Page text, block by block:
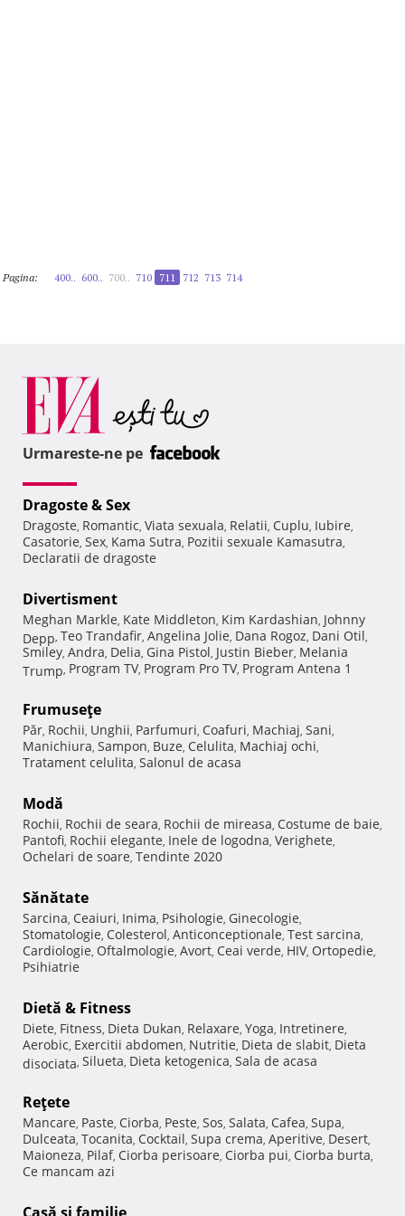
Pagina: 400.. 600.. 700.. 710 711 712 713 714
Urmareste-ne pe
Dragoste & Sex
Dragoste, Romantic, Viata sexuala, Relatii, Cuplu, Iubire,
Casatorie, Sex, Kama Sutra, Pozitii sexuale Kamasutra,
Declaratii de dragoste
Divertisment
Meghan Markle, Kate Middleton, Kim Kardashian, Johnny
Depp, Teo Trandafir, Angelina Jolie, Dana Rogoz, Dani Otil,
Smiley, Andra, Delia, Gina Pistol, Justin Bieber, Melania
Trump, Program TV, Program Pro TV, Program Antena 1
Frumuseţe
Păr, Rochii, Unghii, Parfumuri, Coafuri, Machiaj, Sani,
Manichiura, Sampon, Buze, Celulita, Machiaj ochi,
Tratament celulita, Salonul de acasa
Modă
Rochii, Rochii de seara, Rochii de mireasa, Costume de baie,
Pantofi, Rochii elegante, Inele de logodna, Verighete,
Ochelari de soare, Tendinte 2020
Sănătate
Sarcina, Ceaiuri, Inima, Psihologie, Ginecologie,
Stomatologie, Colesterol, Anticonceptionale, Test sarcina,
Cardiologie, Oftalmologie, Avort, Ceai verde, HIV, Ortopedie,
Psihiatrie
Dietă & Fitness
Diete, Fitness, Dieta Dukan, Relaxare, Yoga, Intretinere,
Aerobic, Exercitii abdomen, Nutritie, Dieta de slabit, Dieta
disociata, Silueta, Dieta ketogenica, Sala de acasa
Reţete
Mancare, Paste, Ciorba, Peste, Sos, Salata, Cafea, Supa,
Dulceata, Tocanita, Cocktail, Supa crema, Aperitive, Desert,
Maioneza, Pilaf, Ciorba perisoare, Ciorba pui, Ciorba burta,
Ce mancam azi